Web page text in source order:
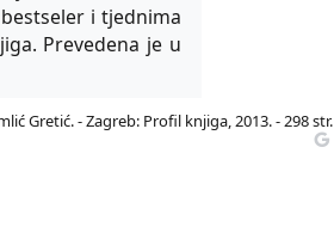
i tjednima
Prevedena je u
Gretić. - Zagreb: Profil knjiga, 2013. - 298